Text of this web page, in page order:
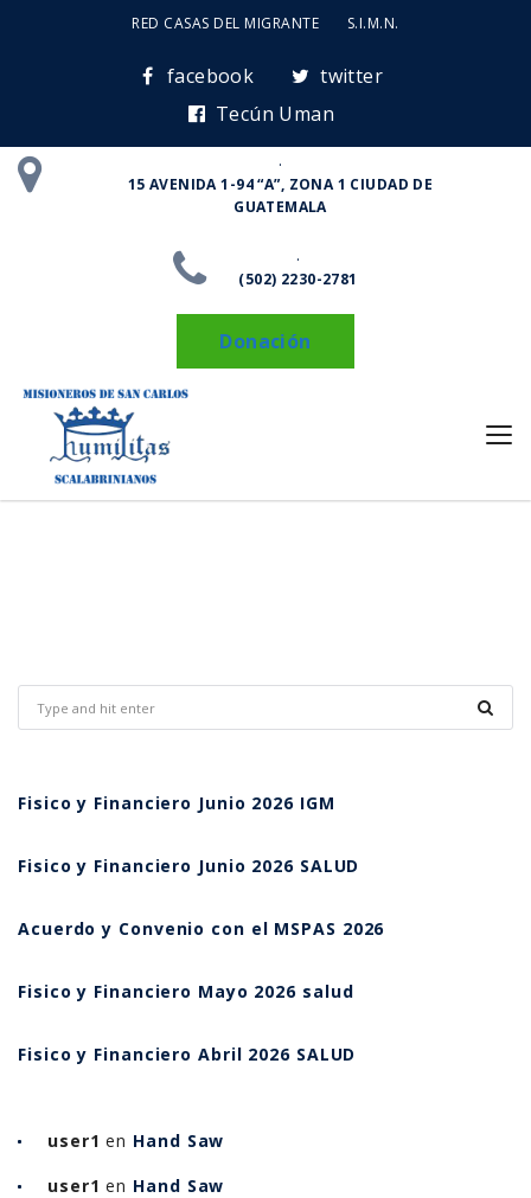
RED CASAS DEL MIGRANTE S.I.M.N.
facebook
twitter
Tecún Uman
.
15 AVENIDA 1-94 “A”, ZONA 1 CIUDAD DE
GUATEMALA
.
(502) 2230-2781
Donación
Fisico y Financiero Junio 2026 IGM
Fisico y Financiero Junio 2026 SALUD
Acuerdo y Convenio con el MSPAS 2026
Fisico y Financiero Mayo 2026 salud
Fisico y Financiero Abril 2026 SALUD
user1 en Hand Saw
user1 en Hand Saw